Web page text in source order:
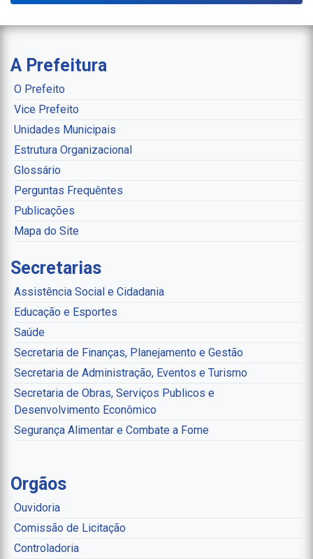
A Prefeitura
O Prefeito
Vice Prefeito
Unidades Municipais
Estrutura Organizacional
Glossário
Perguntas Frequêntes
Publicações
Mapa do Site
Secretarias
Assistência Social e Cidadania
Educação e Esportes
Saúde
Secretaria de Finanças, Planejamento e Gestão
Secretaria de Administração, Eventos e Turismo
Secretaria de Obras, Serviços Publicos e
Desenvolvimento Econômico
Segurança Alimentar e Combate a Fome
Orgãos
Ouvidoria
Comissão de Licitação
Controladoria